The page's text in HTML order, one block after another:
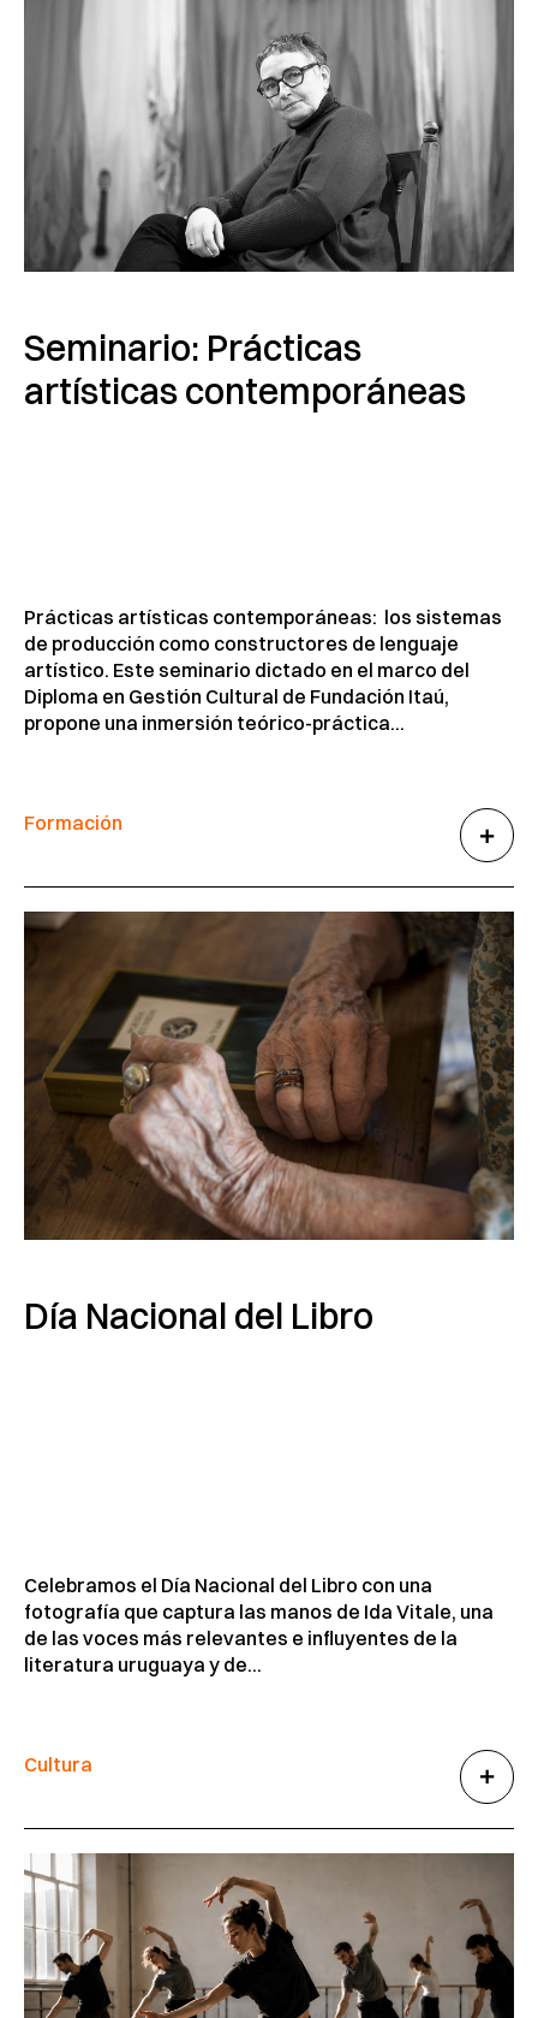
Seminario: Prácticas
artísticas contemporáneas
Prácticas artísticas contemporáneas: los sistemas
de producción como constructores de lenguaje
artístico. Este seminario dictado en el marco del
Diploma en Gestión Cultural de Fundación Itaú,
propone una inmersión teórico-práctica...
Formación
Día Nacional del Libro
Celebramos el Día Nacional del Libro con una
fotografía que captura las manos de Ida Vitale, una
de las voces más relevantes e influyentes de la
literatura uruguaya y de...
Cultura